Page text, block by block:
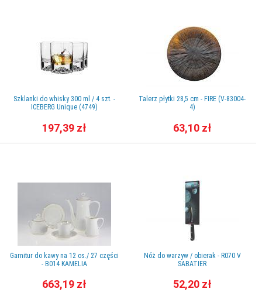
Szklanki do whisky 300 ml / 4 szt. -
ICEBERG Unique (4749)
197,39 zł
Garnitur do kawy na 12 os./ 27 części
- B014 KAMELIA
663,19 zł
Talerz płytki 28,5 cm - FIRE (V-83004-
4)
63,10 zł
Nóż do warzyw / obierak - R070 V
SABATIER
52,20 zł